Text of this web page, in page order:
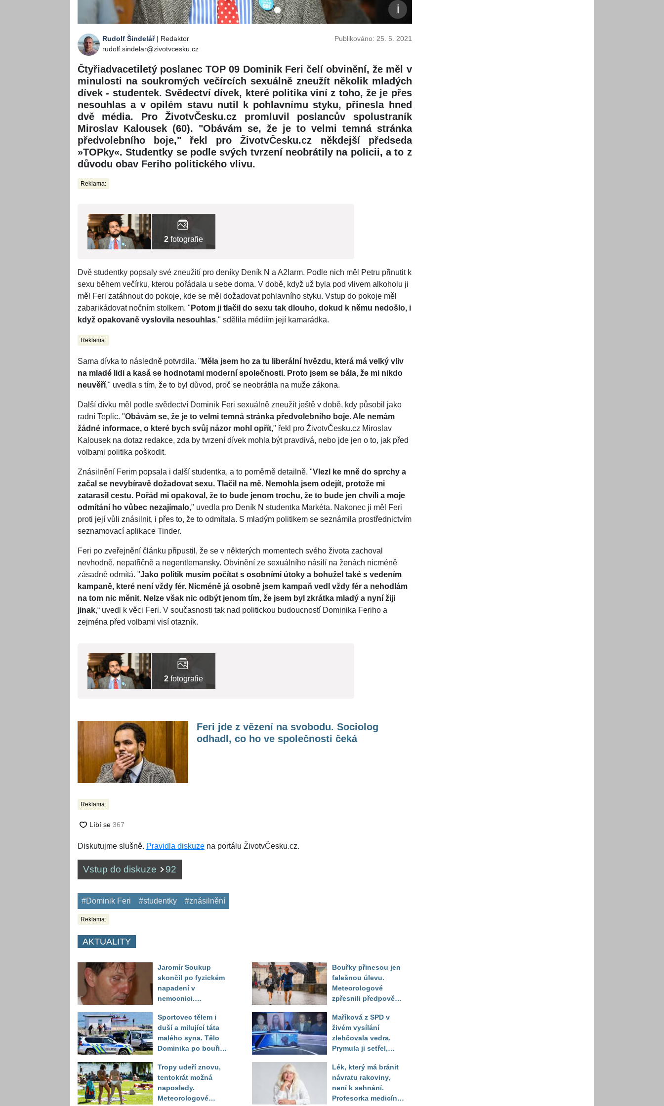
Rudolf Šindelář| Redaktor
rudolf.sindelar@zivotvcesku.cz
Publikováno: 25. 5. 2021
Čtyřiadvacetiletý poslanec TOP 09 Dominik Feri čelí obvinění, že měl v
minulosti na soukromých večírcích sexuálně zneužít několik mladých
dívek - studentek. Svědectví dívek, které politika viní z toho, že je přes
nesouhlas a v opilém stavu nutil k pohlavnímu styku, přinesla hned
dvě média. Pro ŽivotvČesku.cz promluvil poslancův spolustraník
Miroslav Kalousek (60). "Obávám se, že je to velmi temná stránka
předvolebního boje," řekl pro ŽivotvČesku.cz někdejší předseda
»TOPky«. Studentky se podle svých tvrzení neobrátily na policii, a to z
důvodu obav Feriho politického vlivu.
Reklama:
2 fotografie
Dvě studentky popsaly své zneužití pro deníky Deník N a A2larm. Podle nich měl Petru přinutit k
sexu během večírku, kterou pořádala u sebe doma. V době, když už byla pod vlivem alkoholu ji
měl Feri zatáhnout do pokoje, kde se měl dožadovat pohlavního styku. Vstup do pokoje měl
zabarikádovat nočním stolkem. " Potom ji tlačil do sexu tak dlouho, dokud k němu nedošlo, i
když opakovaně vyslovila nesouhlas," sdělila médiím její kamarádka.
Reklama:
Sama dívka to následně potvrdila. " Měla jsem ho za tu liberální hvězdu, která má velký vliv
na mladé lidi a kasá se hodnotami moderní společnosti. Proto jsem se bála, že mi nikdo
neuvěří," uvedla s tím, že to byl důvod, proč se neobrátila na muže zákona.
Další dívku měl podle svědectví Dominik Feri sexuálně zneužít ještě v době, kdy působil jako
radní Teplic. "Obávám se, že je to velmi temná stránka předvolebního boje. Ale nemám
žádné informace, o které bych svůj názor mohl opřít," řekl pro ŽivotvČesku.cz Miroslav
Kalousek na dotaz redakce, zda by tvrzení dívek mohla být pravdivá, nebo jde jen o to, jak před
volbami politika poškodit.
Znásilnění Ferim popsala i další studentka, a to poměrně detailně. "Vlezl ke mně do sprchy a
začal se nevybíravě dožadovat sexu. Tlačil na mě. Nemohla jsem odejít, protože mi
zatarasil cestu. Pořád mi opakoval, že to bude jenom trochu, že to bude jen chvíli a moje
odmítání ho vůbec nezajímalo," uvedla pro Deník N studentka Markéta. Nakonec ji měl Feri
proti její vůli znásilnit, i přes to, že to odmítala. S mladým politikem se seznámila prostřednictvím
seznamovací aplikace Tinder.
Feri po zveřejnění článku připustil, že se v některých momentech svého života zachoval
nevhodně, nepatřičně a negentlemansky. Obvinění ze sexuálního násilí na ženách nicméně
zásadně odmítá. "Jako politik musím počítat s osobními útoky a bohužel také s vedením
kampaně, které není vždy fér. Nicméně já osobně jsem kampaň vedl vždy fér a nehodlám
na tom nic měnit. Nelze však nic odbýt jenom tím, že jsem byl zkrátka mladý a nyní žiji
jinak,“ uvedl k věci Feri. V současnosti tak nad politickou budoucností Dominika Feriho a
zejména před volbami visí otazník.
2 fotografie
Feri jde z vězení na svobodu. Sociolog
odhadl, co ho ve společnosti čeká
Reklama:
Diskutujme slušně. Pravidla diskuze na portálu ŽivotvČesku.cz.
Vstup do diskuze 92
#Dominik Feri #studentky #znásilnění
Reklama:
AKTUALITY
Jaromír Soukup
skončil po fyzickém
napadení v
nemocnici.
ho měli zbít
baseballovou pálkou
Sportovec tělem i
duší a milující táta
malého syna. Tělo
Dominika po bouři
až druhý den
Tropy udeří znovu,
tentokrát možná
naposledy.
Meteorologové
Bouřky přinesou jen
falešnou úlevu.
Meteorologové
zpřesnili předpověď
horkého počasí
Maříková z SPD v
živém vysílání
zlehčovala vedra.
Prymula ji setřel,
číslo
Lék, který má bránit
návratu rakoviny,
není k sehnání.
Profesorka medicíny